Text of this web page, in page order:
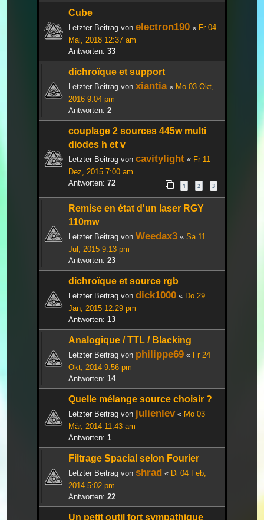
Cube
Letzter Beitrag von electron190 « Fr 04
Mai, 2018 12:37 am
Antworten: 33
dichroïque et support
Letzter Beitrag von xiantia« Mo 03 Okt,
2016 9:04 pm
Antworten: 2
couplage 2 sources 445w multi
diodes h et v
Letzter Beitrag von cavitylight « Fr 11
Dez, 2015 7:00 am
Antworten: 72 1 2 3
Remise en état d'un laser RGY
110mw
Letzter Beitrag von Weedax3 « Sa 11
Jul, 2015 9:13 pm
Antworten: 23
dichroïque et source rgb
Letzter Beitrag von dick1000 « Do 29
Jan, 2015 12:29 pm
Antworten: 13
Analogique / TTL / Blacking
Letzter Beitrag von philippe69 « Fr 24
Okt, 2014 9:56 pm
Antworten: 14
Quelle mélange source choisir ?
Letzter Beitrag von julienlev« Mo 03
Mär, 2014 11:43 am
Antworten: 1
Filtrage Spacial selon Fourier
Letzter Beitrag von shrad « Di 04 Feb,
2014 5:02 pm
Antworten: 22
Un petit outil fort sympathique